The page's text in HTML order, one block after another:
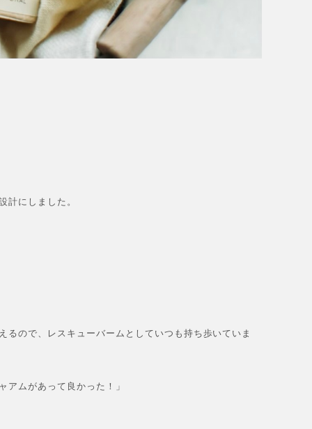
計にしました。
ので、レスキューバームとしていつも持ち歩いていま
ムがあって良かった！」